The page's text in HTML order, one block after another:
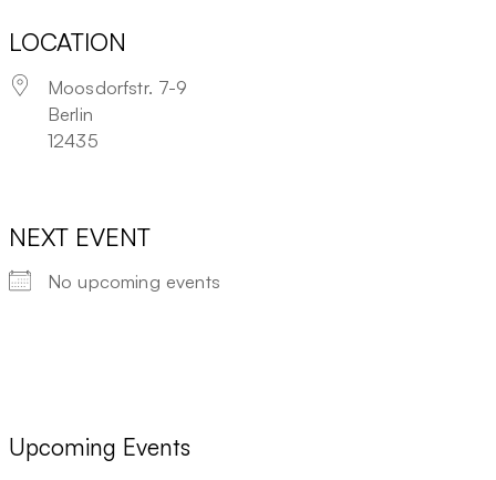
LOCATION
Moosdorfstr. 7-9
Berlin
12435
NEXT EVENT
No upcoming events
Upcoming Events